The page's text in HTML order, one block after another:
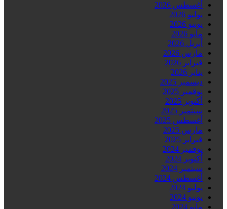
أغسطس 2026
يوليو 2026
يونيو 2026
مايو 2026
أبريل 2026
مارس 2026
فبراير 2026
يناير 2026
ديسمبر 2025
نوفمبر 2025
أكتوبر 2025
سبتمبر 2025
أغسطس 2025
مارس 2025
فبراير 2025
نوفمبر 2024
أكتوبر 2024
سبتمبر 2024
أغسطس 2024
يوليو 2024
يونيو 2024
مايو 2024